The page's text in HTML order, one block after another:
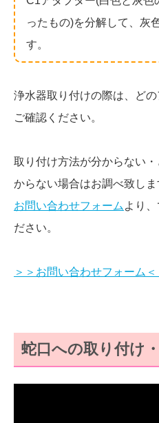
ったもの)を分解して、灰
す。
浄水器取り付けの際は、ど
ご確認ください。
取り付け方法が分からない
からない場合はお調べ致しま
お問い合わせフォーム より
ださい。
＞＞お問い合わせフォーム＜
蛇口への取り付け